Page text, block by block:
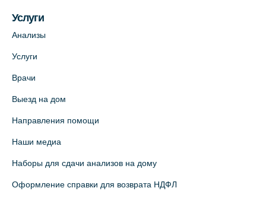
Медицинский центр на пр. Просвещения,
12к2 (официальный партнер)
Медицинский центр "Доктор Семейный"
(официальный партнер),
+7 (812) 664-55-80
На карте
Услуги
Анализы
Услуги
Врачи
Выезд на дом
Направления помощи
Наши медиа
Наборы для сдачи анализов на дому
Оформление справки для возврата НДФЛ